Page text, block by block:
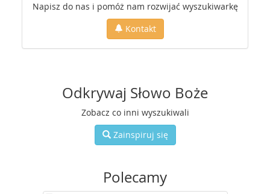
Napisz do nas i pomóż nam rozwijać wyszukiwarkę
Kontakt
Odkrywaj Słowo Boże
Zobacz co inni wyszukiwali
Zainspiruj się
Polecamy